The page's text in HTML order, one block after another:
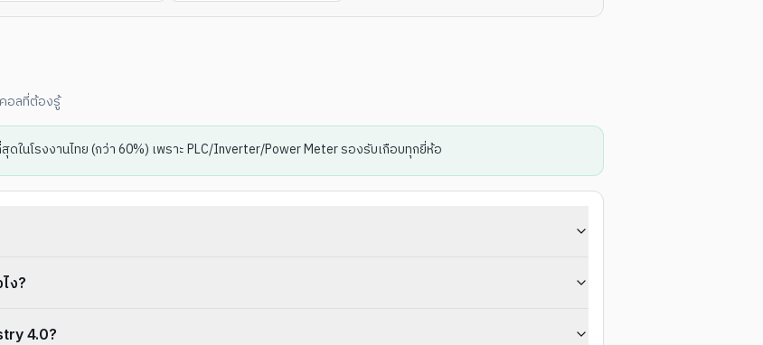
คอลที่ต้องรู้
ดในโรงงานไทย (กว่า 60%) เพราะ PLC/Inverter/Power Meter รองรับเกือบทุกยี่ห้อ
ง?
4.0?